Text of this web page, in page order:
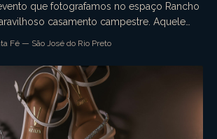
que fotografamos no espaço Rancho
casamento campestre. Aquele
Fé — São José do Rio Preto